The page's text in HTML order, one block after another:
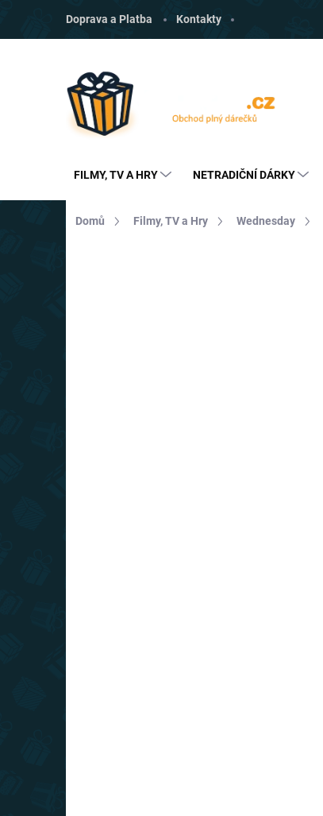
obsah
Doprava a Platba Kontakty
FILMY, TV A HRY NETRADIČNÍ DÁRKY
Domů Filmy, TV a Hry Wednesday